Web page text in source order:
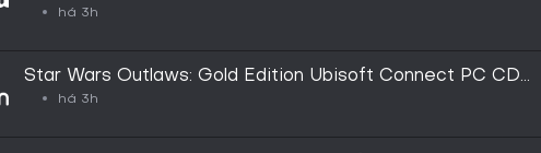
GLOBAL
há 3h
Star Wars Outlaws: Gold Edition Ubisoft Connect PC CD
Key
há 3h